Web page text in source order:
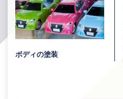
ボディの塗装